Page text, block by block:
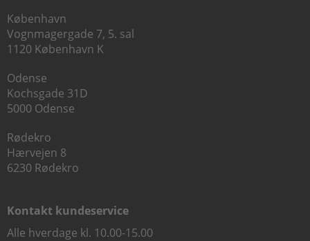
København
Vognmagergade 7, 5. sal
1120 København K
Odense
Kochsgade 31D
5000 Odense
Rødekro
Hærvejen 8
6230 Rødekro
Kontakt kundeservice
Alle hverdage kl. 10.00-15.00